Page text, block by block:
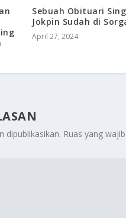
Sebuah Obituari
Jokpin Sudah di
April 27, 2024
dipublikasikan. Ruas yang